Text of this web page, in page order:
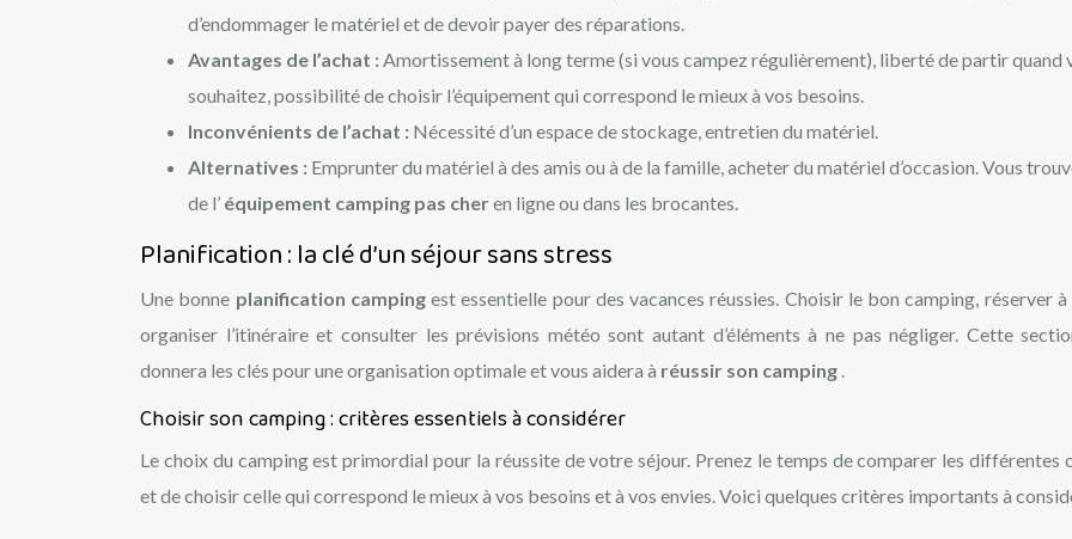
d’endommager le matériel et de devoir payer des réparations.
Avantages de l’achat :Amortissement à long terme (si vous campez régulièrement), liberté de partir quand
souhaitez, possibilité de choisir l’équipement qui correspond le mieux à vos besoins.
Inconvénients de l’achat : Nécessité d’un espace de stockage, entretien du matériel.
Alternatives : Emprunter du matériel à des amis ou à de la famille, acheter du matériel d’occasion. Vous
de l’ équipement camping pas cheren ligne ou dans les brocantes.
Planification : la clé d’un séjour sans stress
Une bonne planification camping est essentielle pour des vacances réussies. Choisir le bon camping, réserver à
organiser l’itinéraire et consulter les prévisions météo sont autant d’éléments à ne pas négliger. Cette
donnera les clés pour une organisation optimale et vous aidera à réussir son camping .
Choisir son camping : critères essentiels à considérer
Le choix du camping est primordial pour la réussite de votre séjour. Prenez le temps de comparer les différentes
et de choisir celle qui correspond le mieux à vos besoins et à vos envies. Voici quelques critères importants à